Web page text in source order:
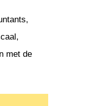
met de